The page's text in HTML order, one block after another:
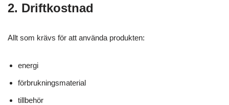
2. Driftkostnad
Allt som krävs för att använda produkten:
energi
förbrukningsmaterial
tillbehör